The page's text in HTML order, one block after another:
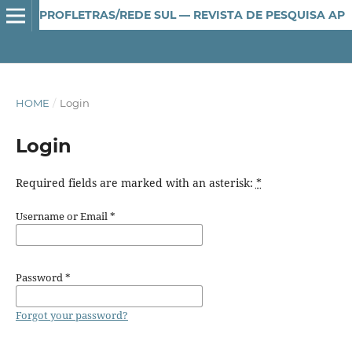
PROFLETRAS/REDE SUL — REVISTA DE PESQUISA APLICADA AO ENSINO DE LÍNGUA E LITERATURA
HOME / Login
Login
Required fields are marked with an asterisk: *
Username or Email*
Password*
Forgot your password?